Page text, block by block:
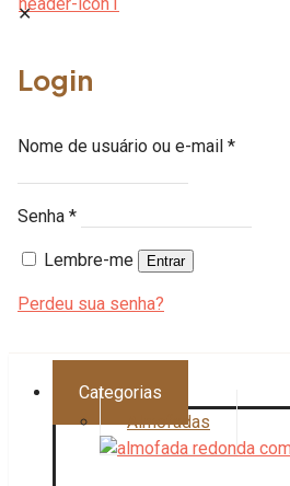
✕
Login
Nome de usuário ou e-mail *
Senha *
Lembre-me Entrar
Perdeu sua senha?
Categorias
Almofadas